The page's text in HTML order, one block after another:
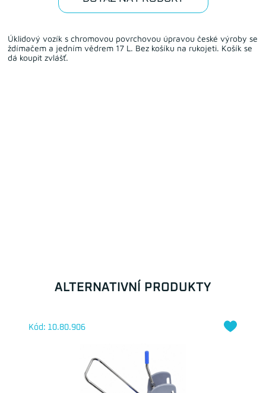
Úklidový vozík s chromovou povrchovou úpravou české výroby se
ždímačem a jedním vědrem 17 L. Bez košíku na rukojeti. Košík se
dá koupit zvlášť.
ALTERNATIVNÍ PRODUKTY
Kód: 10.80.906